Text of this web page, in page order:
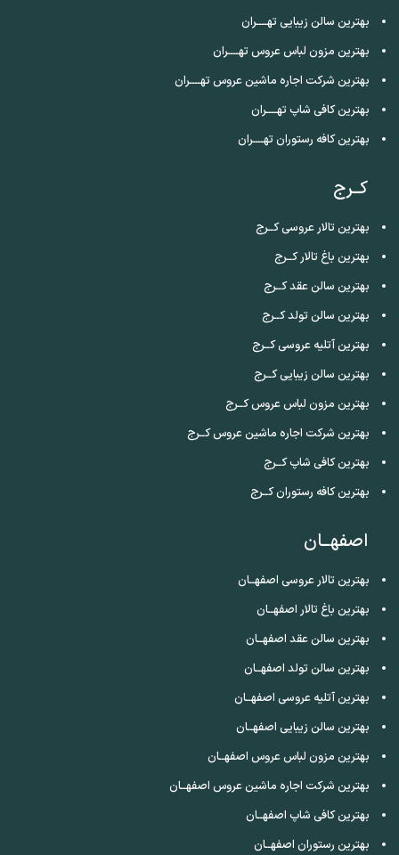
بهترین سالن زیبایی تهــــران
بهترین مزون لباس عروس تهــــران
بهترین شرکت اجاره ماشین عروس تهــــران
بهترین کافی شاپ تهــــران
بهترین کافه رستوران تهــــران
کــرج
بهترین تالار عروسی کــرج
بهترین باغ تالار کــرج
بهترین سالن عقد کــرج
بهترین سالن تولد کــرج
بهترین آتلیه عروسی کــرج
بهترین سالن زیبایی کــرج
بهترین مزون لباس عروس کــرج
بهترین شرکت اجاره ماشین عروس کــرج
بهترین کافی شاپ کــرج
بهترین کافه رستوران کــرج
اصفهــان
بهترین تالار عروسی اصفهــان
بهترین باغ تالار اصفهــان
بهترین سالن عقد اصفهــان
بهترین سالن تولد اصفهــان
بهترین آتلیه عروسی اصفهــان
بهترین سالن زیبایی اصفهــان
بهترین مزون لباس عروس اصفهــان
بهترین شرکت اجاره ماشین عروس اصفهــان
بهترین کافی شاپ اصفهــان
بهترین رستوران اصفهــان